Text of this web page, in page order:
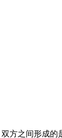
方之间形成